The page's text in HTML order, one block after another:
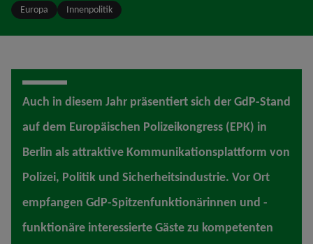
Europa Innenpolitik
Auch in diesem Jahr präsentiert sich der GdP-Stand
auf dem Europäischen Polizeikongress (EPK) in
Berlin als attraktive Kommunikationsplattform von
Polizei, Politik und Sicherheitsindustrie. Vor Ort
empfangen GdP-Spitzenfunktionärinnen und -
funktionäre interessierte Gäste zu kompetenten